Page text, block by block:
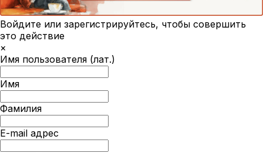
Войдите или зарегистрируйтесь, чтобы совершить
это действие
×
Имя пользователя (лат.)
Имя
Фамилия
E-mail адрес